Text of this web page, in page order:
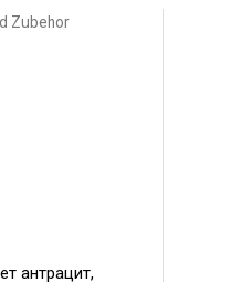
Zubehor
антрацит,